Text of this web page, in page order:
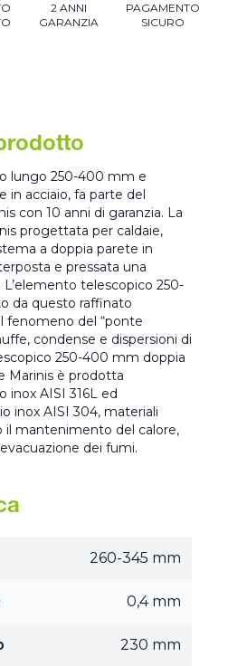
2 ANNI
GARANZIA
PAGAMENTO
SICURO
lungo 250-400 mm e
in acciaio, fa parte del
con 10 anni di garanzia. La
progettata per caldaie,
a doppia parete in
e pressata una
L’elemento telescopico 250-
da questo raffinato
fenomeno del “ponte
condense e dispersioni di
250-400 mm doppia
Marinis è prodotta
inox AISI 316L ed
inox AISI 304, materiali
il mantenimento del calore,
dei fumi.
260-345 mm
0,4 mm
230 mm